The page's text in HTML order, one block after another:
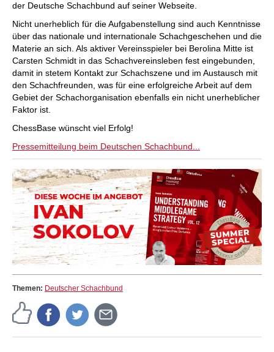
der Deutsche Schachbund auf seiner Webseite.
Nicht unerheblich für die Aufgabenstellung sind auch Kenntnisse
über das nationale und internationale Schachgeschehen und die
Materie an sich. Als aktiver Vereinsspieler bei Berolina Mitte ist
Carsten Schmidt in das Schachvereinsleben fest eingebunden,
damit in stetem Kontakt zur Schachszene und im Austausch mit
den Schachfreunden, was für eine erfolgreiche Arbeit auf dem
Gebiet der Schachorganisation ebenfalls ein nicht unerheblicher
Faktor ist.
ChessBase wünscht viel Erfolg!
Pressemitteilung beim Deutschen Schachbund...
Themen: Deutscher Schachbund